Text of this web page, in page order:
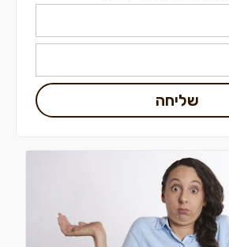
שליחה